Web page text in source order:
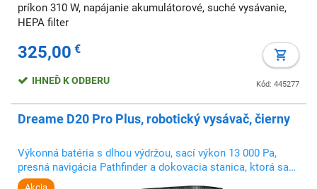
príkon 310 W, napájanie akumulátorové, suché vysávanie,
HEPA filter
325,00 €
Kód: 445277
IHNEĎ K ODBERU
Dreame D20 Pro Plus, robotický vysávač, čierny
Výkonná batéria s dlhou výdržou, sací výkon 13 000 Pa,
presná navigácia Pathfinder a dokovacia stanica, ktorá sa
postará o až 150 dní vysávania bez zásahu.